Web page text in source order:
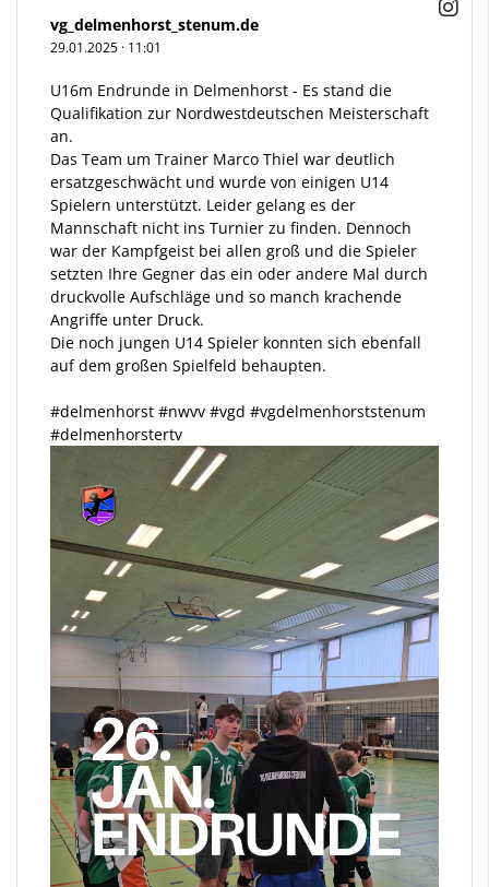
vg_delmenhorst_stenum.de
29.01.2025 · 11:01
U16m Endrunde in Delmenhorst - Es stand die
Qualifikation zur Nordwestdeutschen Meisterschaft
an.
Das Team um Trainer Marco Thiel war deutlich
ersatzgeschwächt und wurde von einigen U14
Spielern unterstützt. Leider gelang es der
Mannschaft nicht ins Turnier zu finden. Dennoch
war der Kampfgeist bei allen groß und die Spieler
setzten Ihre Gegner das ein oder andere Mal durch
druckvolle Aufschläge und so manch krachende
Angriffe unter Druck.
Die noch jungen U14 Spieler konnten sich ebenfall
auf dem großen Spielfeld behaupten.
#delmenhorst #nwvv #vgd #vgdelmenhorststenum
#delmenhorstertv